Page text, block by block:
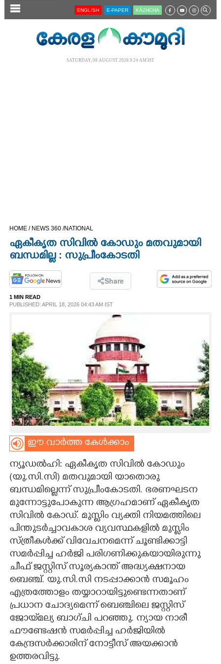
SECTIONS
CINEMA
OPINION
PHOTOS
SPIRITUAL
INFO+
ART
CARTOONS
LITERATURE
ZOOM
CONTACT US
ENGLISH E-PAPER KĀZHCHA
SATURDAY, 08 AUGUST 2026 9.24 AM IST
HOME / NEWS 360 /NATIONAL
ഏകീകൃത സിവിൽ കോഡും മതവുമായി
ബന്ധമില്ല : സുപ്രീംകോടതി
Share
1 MIN READ
PUBLISHED: APRIL 18, 2026 04:43 AM IST
ഈ വാർത്ത കേൾക്കാം
ന്യൂഡൽഹി: ഏകീകൃത സിവിൽ കോഡും
(യു.സി.സി) മതവുമായി യാതൊരു
ബന്ധമില്ലെന്ന് സുപ്രീംകോടതി. ഭരണഘടന
മുന്നോട്ടുപോകുന്ന ആഗ്രഹമാണ് ഏകീകൃത
സിവിൽ കോഡ്. മുസ്ലിം വ്യക്തി നിയമത്തിലെ
പിന്തുടർച്ചാവകാശ വ്യവസ്ഥകളിൽ മുസ്ലിം
സ്ത്രീകൾക്ക് വിവേചനമെന്ന് ചൂണ്ടിക്കാട്ടി
സമർപ്പിച്ച ഹ‌ർജി പരിഗണിക്കുകയായിരുന്നു
ചീഫ് ജസ്റ്റിസ് സൂര്യകാന്ത് അദ്ധ്യക്ഷനായ
ബെഞ്ച്. യു.സി.സി നടപ്പാക്കാൻ സമൂഹം
എത്രത്തോളം തയ്യാറായിട്ടുണ്ടെന്നതാണ്
പ്രധാന ചോദ്യമെന്ന് ബെഞ്ചിലെ ജസ്റ്റിസ്
ജോയ്‌മല്യ ബാഗ്ചി പറഞ്ഞു. ന്യായ നാരീ
ഫൗണ്ടേഷൻ സമ‌ർപ്പിച്ച ഹർജിയിൽ
കേന്ദ്രസർക്കാരിന് നോട്ടീസ് അയക്കാൻ
ഉത്തരവിട്ടു.